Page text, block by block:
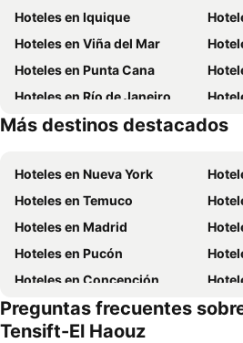
Hoteles en Iquique
Hoteles en Viña del Mar
Hoteles en Punta Cana
Hoteles en Río de Janeiro
Hoteles en Aruba
Más destinos destacados
Hoteles en Nueva York
Hoteles en Temuco
Hoteles en Madrid
Hoteles en Pucón
Hoteles en Concepción
Hoteles en La Serena
Hoteles en Lima
Preguntas frecuentes
Tensift-El Haouz